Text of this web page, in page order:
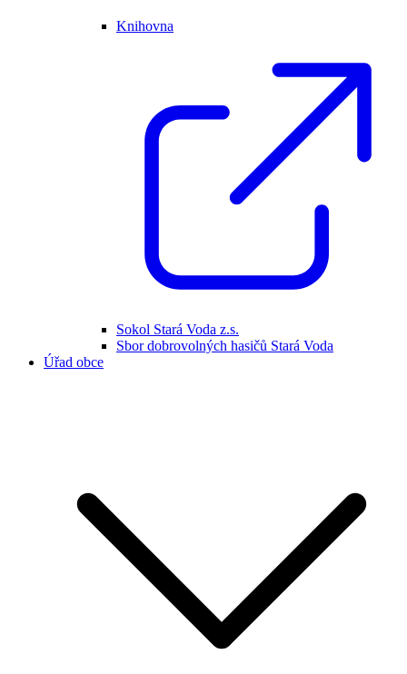
Knihovna
Sokol Stará Voda z.s.
Sbor dobrovolných hasičů Stará Voda
Úřad obce